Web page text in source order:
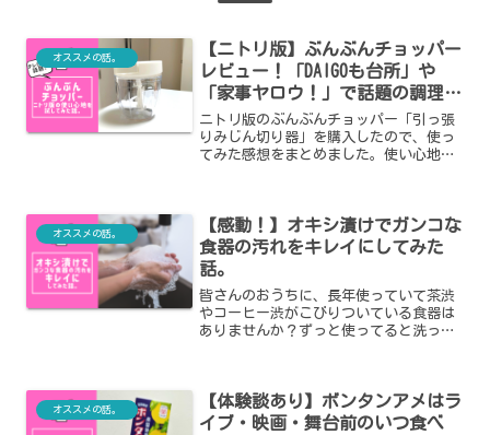
オススメの話。
【ニトリ版】ぶんぶんチョッパー
レビュー！「DAIGOも台所」や
「家事ヤロウ！」で話題の調理グ
ッズの使い心地や洗い方は？
ニトリ版のぶんぶんチョッパー「引っ張
りみじん切り器」を購入したので、使っ
てみた感想をまとめました。使い心地や
オススメの話。
【感動！】オキシ漬けでガンコな
食器の汚れをキレイにしてみた
話。
皆さんのおうちに、長年使っていて茶渋
やコーヒー渋がこびりついている食器は
ありませんか？ずっと使ってると洗って
みました！
オススメの話。
【体験談あり】ボンタンアメはラ
イブ・映画・舞台前のいつ食べ